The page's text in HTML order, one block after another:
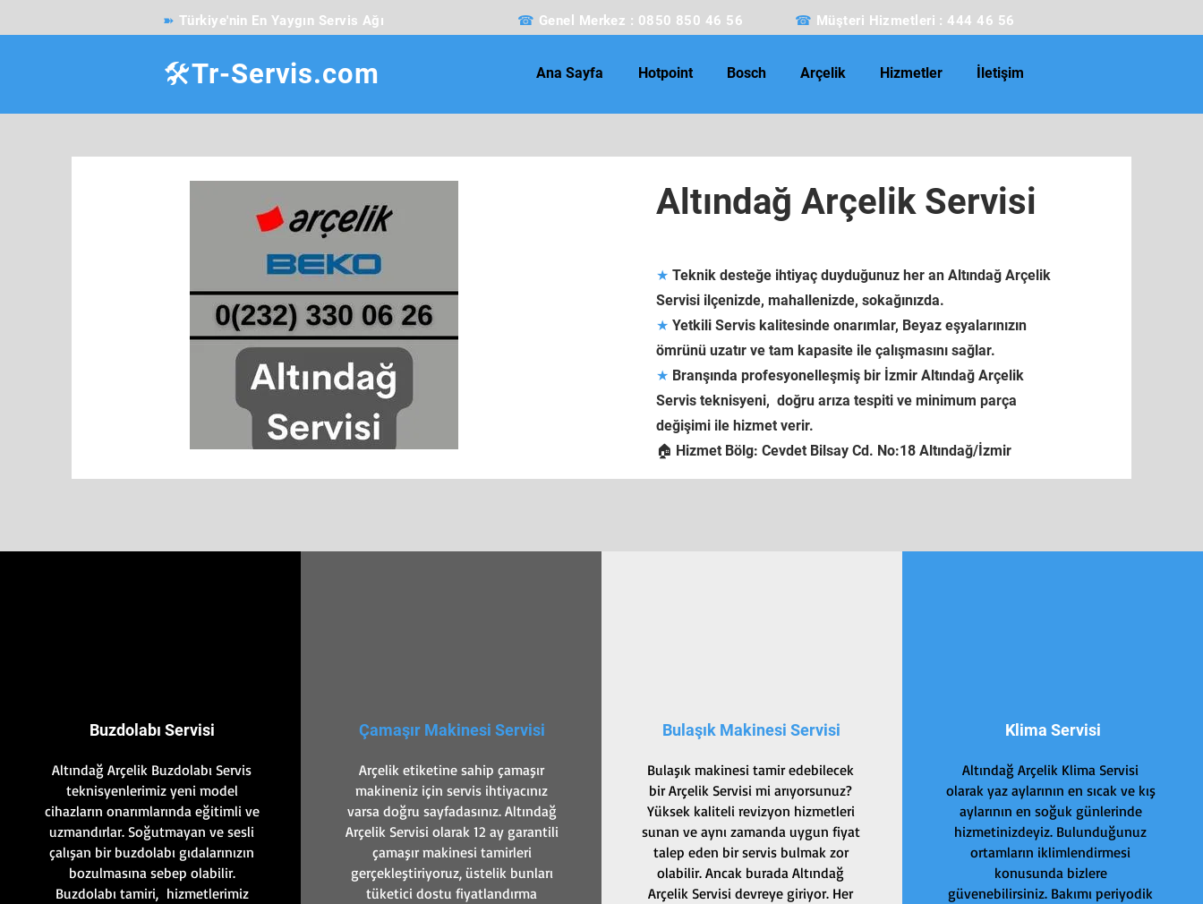
➽ Türkiye'nin En Yaygın Servis Ağı ☎ Genel Merkez : 0850 850 46 56 ☎ Müşteri Hizmetleri : 444 46 56
🛠️Tr-Servis.com Ana Sayfa Hotpoint Bosch Arçelik Hizmetler İletişim
Altındağ Arçelik Servisi
★ Teknik desteğe ihtiyaç duyduğunuz her an Altındağ Arçelik
Servisi ilçenizde, mahallenizde, sokağınızda.
★ Yetkili Servis kalitesinde onarımlar, Beyaz eşyalarınızın
ömrünü uzatır ve tam kapasite ile çalışmasını sağlar.
★ Branşında profesyonelleşmiş bir İzmir Altındağ Arçelik
Servis teknisyeni, doğru arıza tespiti ve minimum parça
değişimi ile hizmet verir.
🏠 Hizmet Bölg: Cevdet Bilsay Cd. No:18 Altındağ/İzmir
Buzdolabı Servisi
Altındağ Arçelik Buzdolabı Servis
teknisyenlerimiz yeni model
cihazların onarımlarında eğitimli ve
uzmandırlar. Soğutmayan ve sesli
çalışan bir buzdolabı gıdalarınızın
bozulmasına sebep olabilir.
Buzdolabı tamiri, hizmetlerimiz
Çamaşır Makinesi Servisi
Arçelik etiketine sahip çamaşır
makineniz için servis ihtiyacınız
varsa doğru sayfadasınız. Altındağ
Arçelik Servisi olarak 12 ay garantili
çamaşır makinesi tamirleri
gerçekleştiriyoruz, üstelik bunları
tüketici dostu fiyatlandırma
Bulaşık Makinesi Servisi
Bulaşık makinesi tamir edebilecek
bir Arçelik Servisi mi arıyorsunuz?
Yüksek kaliteli revizyon hizmetleri
sunan ve aynı zamanda uygun fiyat
talep eden bir servis bulmak zor
olabilir. Ancak burada Altındağ
Arçelik Servisi devreye giriyor. Her
Klima Servisi
Altındağ Arçelik Klima Servisi
olarak yaz aylarının en sıcak ve kış
aylarının en soğuk günlerinde
hizmetinizdeyiz. Bulunduğunuz
ortamların iklimlendirmesi
konusunda bizlere
güvenebilirsiniz. Bakımı periyodik